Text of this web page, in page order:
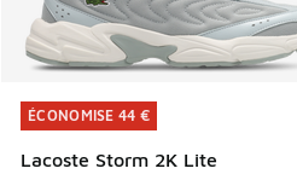
ÉCONOMISE 44 €
Lacoste Storm 2K Lite
ÉCONOMISE 44 €